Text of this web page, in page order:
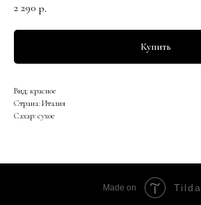
2 290 р.
Купить
Вид: красное
Страна: Италия
Сахар: сухое
Made on Tilda